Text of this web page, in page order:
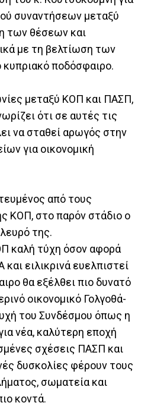
συναντήσεων μεταξύ
των θέσεων και
με τη βελτίωση των
ποδόσφαιρο.
μεταξύ ΚΟΠ και ΠΑΣΠ,
ότι σε αυτές τις
να σταθεί αρωγός στην
για οικονομική
από τους
ΚΟΠ, στο παρόν στάδιο ο
της.
καλή τύχη όσον αφορά
ειλικρινά ευελπιστεί
θα εξέλθει πιο δυνατό
οικονομικό Γολγοθά-
του Συνδέσμου όπως η
νέα, καλύτερη εποχή
σχέσεις ΠΑΣΠ και
δυσκολίες φέρουν τους
σωματεία και
κοντά.